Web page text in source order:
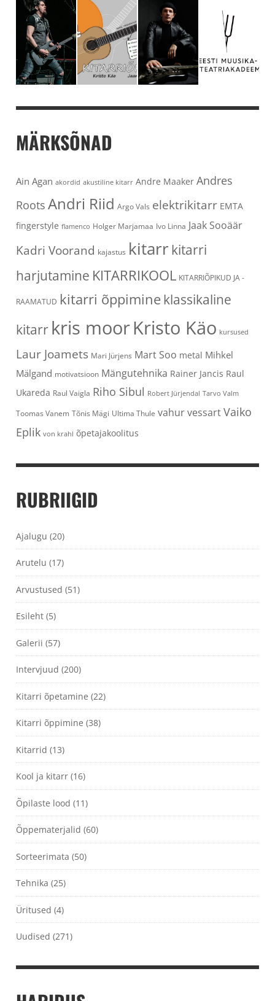
MÄRKSÕNAD
Ain Agan akordid akustiline kitarr Andre Maaker Andres
Roots Andri Riid Argo Vals elektrikitarr EMTA
fingerstyle flamenco Holger Marjamaa Ivo Linna Jaak Sooäär
Kadri Voorand kajastus kitarr kitarri
harjutamine KITARRIKOOL KITARRIÕPIKUD JA -
RAAMATUD kitarri õppimineklassikaline
kitarr kris moorKristo Käo kursused
Laur Joamets Mari Jürjens Mart Soo metal Mihkel
Mälgand motivatsioon Mängutehnika Rainer Jancis Raul
Ukareda Raul Vaigla Riho Sibul Robert Jürjendal Tarvo Valm
Toomas Vanem Tõnis Mägi Ultima Thule vahur vessartVaiko
Eplik von krahl õpetajakoolitus
RUBRIIGID
Ajalugu (20)
Arutelu (17)
Arvustused (51)
Esileht (5)
Galerii (57)
Intervjuud (200)
Kitarri õpetamine (22)
Kitarri õppimine (38)
Kitarrid (13)
Kool ja kitarr (16)
Õpilaste lood (11)
Õppematerjalid (60)
Sorteerimata (50)
Tehnika (25)
Üritused (4)
Uudised (271)